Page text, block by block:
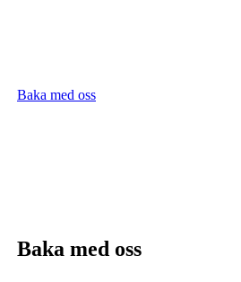
Baka med oss
Baka med oss